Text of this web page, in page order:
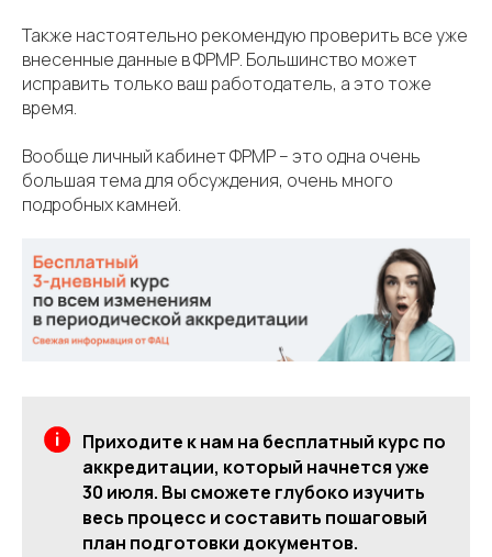
Также настоятельно рекомендую проверить все уже
внесенные данные в ФРМР. Большинство может
исправить только ваш работодатель, а это тоже
время.
Вообще личный кабинет ФРМР – это одна очень
большая тема для обсуждения, очень много
подробных камней.
Приходите к нам на бесплатный курс по
аккредитации, который начнется уже
30 июля. Вы сможете глубоко изучить
весь процесс и составить пошаговый
план подготовки документов.